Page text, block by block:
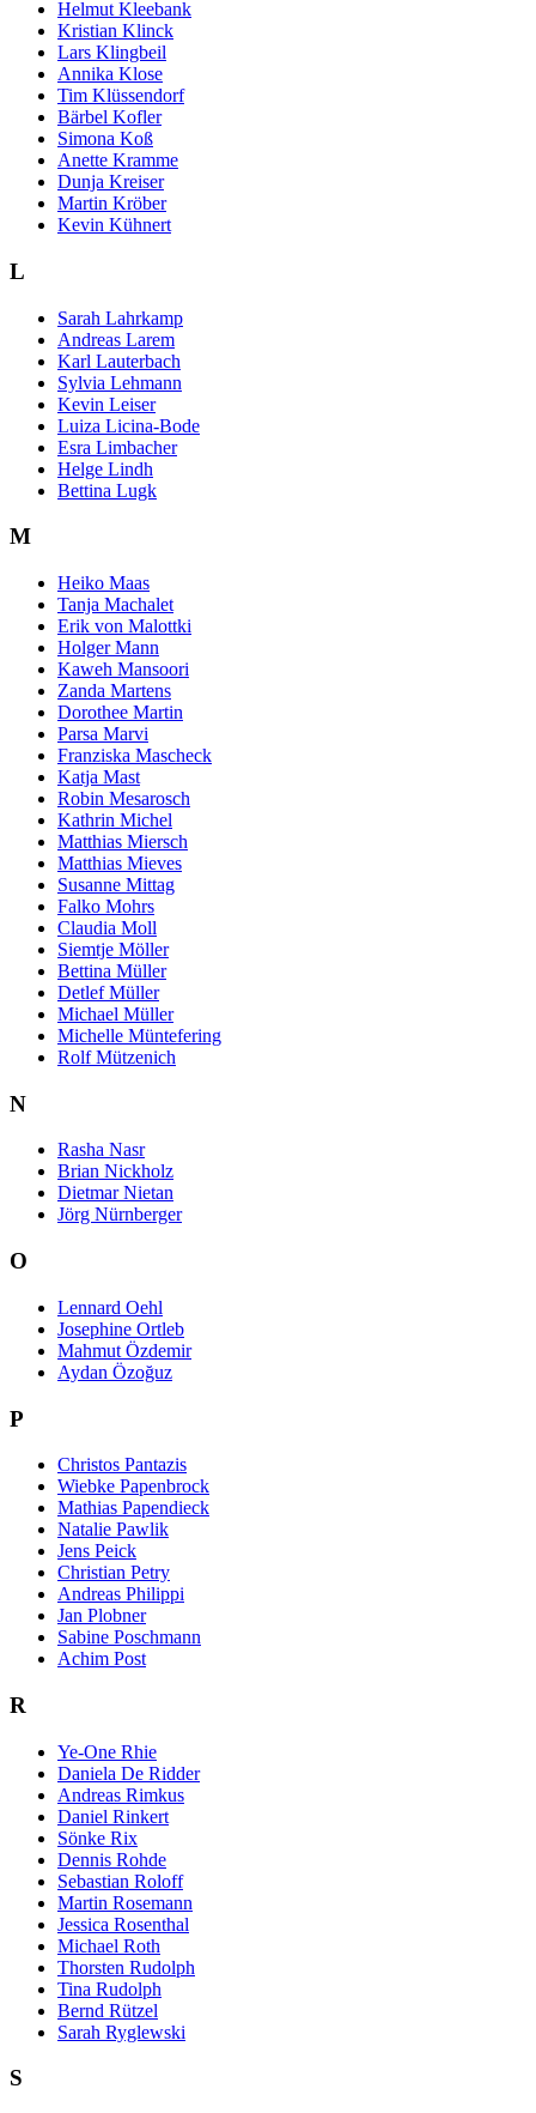
Helmut Kleebank
Kristian Klinck
Lars Klingbeil
Annika Klose
Tim Klüssendorf
Bärbel Kofler
Simona Koß
Anette Kramme
Dunja Kreiser
Martin Kröber
Kevin Kühnert
L
Sarah Lahrkamp
Andreas Larem
Karl Lauterbach
Sylvia Lehmann
Kevin Leiser
Luiza Licina-Bode
Esra Limbacher
Helge Lindh
Bettina Lugk
M
Heiko Maas
Tanja Machalet
Erik von Malottki
Holger Mann
Kaweh Mansoori
Zanda Martens
Dorothee Martin
Parsa Marvi
Franziska Mascheck
Katja Mast
Robin Mesarosch
Kathrin Michel
Matthias Miersch
Matthias Mieves
Susanne Mittag
Falko Mohrs
Claudia Moll
Siemtje Möller
Bettina Müller
Detlef Müller
Michael Müller
Michelle Müntefering
Rolf Mützenich
N
Rasha Nasr
Brian Nickholz
Dietmar Nietan
Jörg Nürnberger
O
Lennard Oehl
Josephine Ortleb
Mahmut Özdemir
Aydan Özoğuz
P
Christos Pantazis
Wiebke Papenbrock
Mathias Papendieck
Natalie Pawlik
Jens Peick
Christian Petry
Andreas Philippi
Jan Plobner
Sabine Poschmann
Achim Post
R
Ye-One Rhie
Daniela De Ridder
Andreas Rimkus
Daniel Rinkert
Sönke Rix
Dennis Rohde
Sebastian Roloff
Martin Rosemann
Jessica Rosenthal
Michael Roth
Thorsten Rudolph
Tina Rudolph
Bernd Rützel
Sarah Ryglewski
S